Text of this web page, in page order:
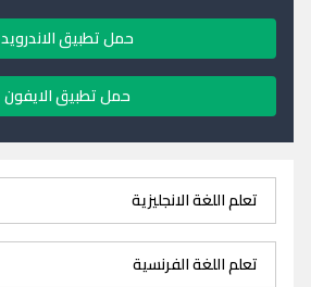
حمل تطبيق الاندرويد
حمل تطبيق الايفون
تعلم اللغة الانجليزية
تعلم اللغة الفرنسية